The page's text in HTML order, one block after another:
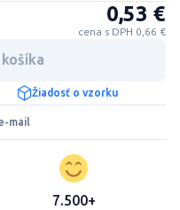
0,53 €
cena s DPH 0,66 €
Žiadosť o vzorku
mail
7.500+